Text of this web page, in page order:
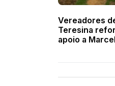
Vereadores
Teresina
apoio a